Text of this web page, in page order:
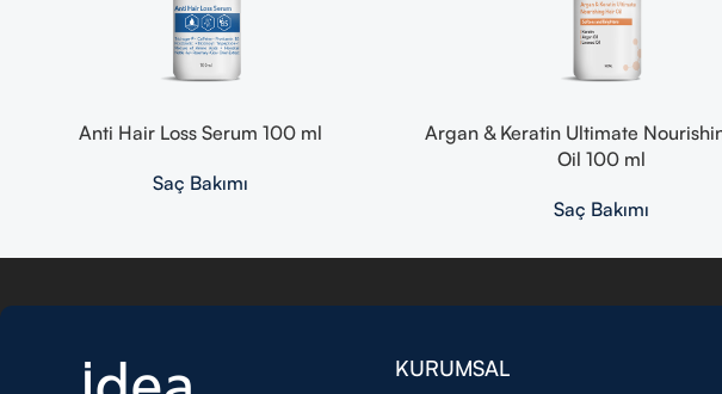
Anti Hair Loss Serum 100 ml
Saç Bakımı
Argan & Keratin Ultimate
Oil 100 ml
Saç Bakımı
KURUMSAL